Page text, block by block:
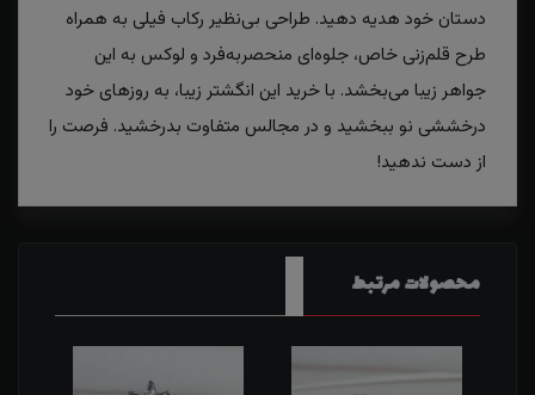
دستان خود هدیه دهید. طراحی بی‌نظیر رکاب فیلی به همراه
طرح قلم‌زنی خاص، جلوه‌ای منحصربه‌فرد و لوکس به این
جواهر زیبا می‌بخشد. با خرید این انگشتر زیبا، به روزهای خود
درخششی نو ببخشید و در مجالس متفاوت بدرخشید. فرصت را
از دست ندهید!
محصولات مرتبط